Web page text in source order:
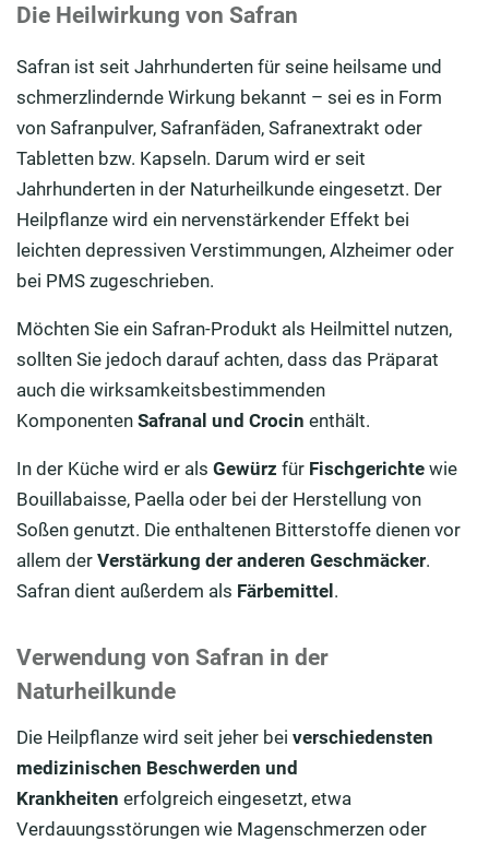
Die Heilwirkung von Safran
Safran ist seit Jahrhunderten für seine heilsame und
schmerzlindernde Wirkung bekannt – sei es in Form
von Safranpulver, Safranfäden, Safranextrakt oder
Tabletten bzw. Kapseln. Darum wird er seit
Jahrhunderten in der Naturheilkunde eingesetzt. Der
Heilpflanze wird ein nervenstärkender Effekt bei
leichten depressiven Verstimmungen, Alzheimer oder
bei PMS zugeschrieben.
Möchten Sie ein Safran-Produkt als Heilmittel nutzen,
sollten Sie jedoch darauf achten, dass das Präparat
auch die wirksamkeitsbestimmenden
Komponenten Safranal und Crocin enthält.
In der Küche wird er als Gewürz für Fischgerichte wie
Bouillabaisse, Paella oder bei der Herstellung von
Soßen genutzt. Die enthaltenen Bitterstoffe dienen vor
allem der Verstärkung der anderen Geschmäcker.
Safran dient außerdem als Färbemittel.
Verwendung von Safran in der
Naturheilkunde
Die Heilpflanze wird seit jeher bei verschiedensten
medizinischen Beschwerden und
Krankheiten erfolgreich eingesetzt, etwa
Verdauungsstörungen wie Magenschmerzen oder